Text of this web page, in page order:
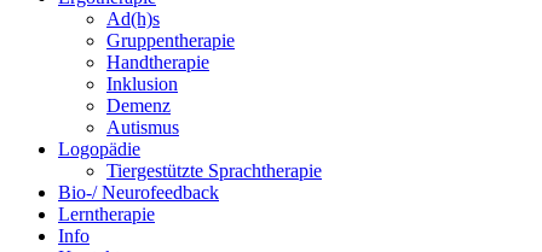
Ad(h)s
Gruppentherapie
Handtherapie
Inklusion
Demenz
Autismus
Logopädie
Tiergestützte Sprachtherapie
Bio-/ Neurofeedback
Lerntherapie
Info